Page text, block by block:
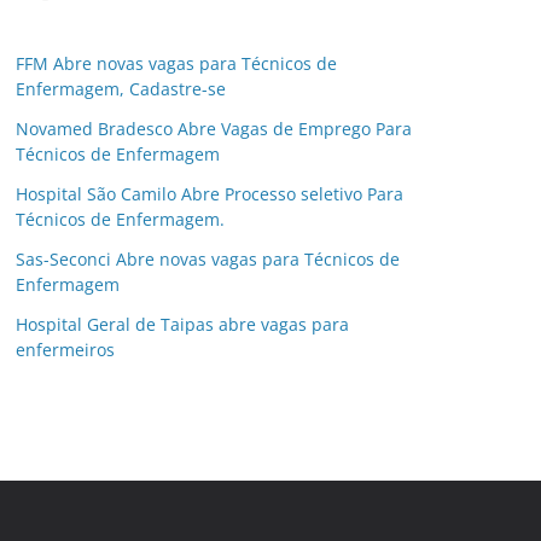
FFM Abre novas vagas para Técnicos de
Enfermagem, Cadastre-se
Novamed Bradesco Abre Vagas de Emprego Para
Técnicos de Enfermagem
Hospital São Camilo Abre Processo seletivo Para
Técnicos de Enfermagem.
Sas-Seconci Abre novas vagas para Técnicos de
Enfermagem
Hospital Geral de Taipas abre vagas para
enfermeiros